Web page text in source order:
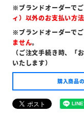
※ブランドオーダーでご
ィ）以外のお支払い方
※ブランドオーダーでご
ません。
（ご注文手続き時、「
いたします）
購入商品